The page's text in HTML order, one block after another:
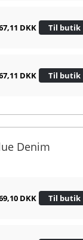
DKK Til butik
DKK Til butik
Denim
DKK Til butik